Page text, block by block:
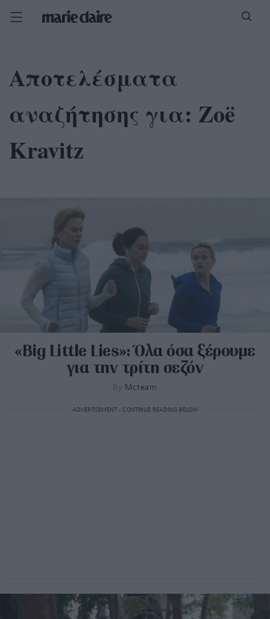
Αποτελέσματα
αναζήτησης για: Zoë
Kravitz
«Big Little Lies»: Όλα όσα ξέρουμε
για την τρίτη σεζόν
By Mcteam
ADVERTISEMENT - CONTINUE READING BELOW